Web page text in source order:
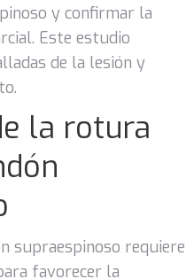
y confirmar la
Este estudio
de la lesión y
la rotura
supraespinoso requiere
favorecer la